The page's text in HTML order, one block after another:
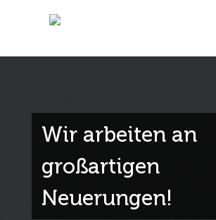
Wir arbeiten an
großartigen
Neuerungen!